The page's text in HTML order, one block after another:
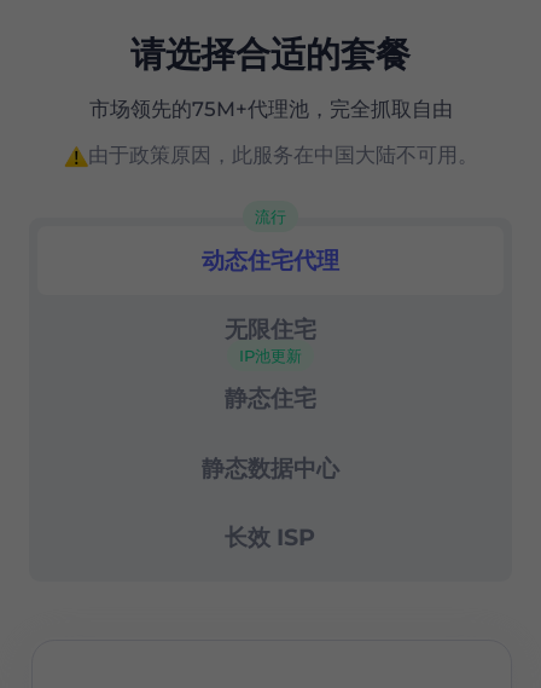
我们的住宅代理提供：
精确的（国家、州和城市级别）地理定位
成功率99.67%
请选择合适的套餐
市场领先的75M+代理池，完全抓取自由
由于政策原因，此服务在中国大陆不可用。
住宅代理
流行
无限住宅
静态住宅
IP池更新
静态数据中心
长效 ISP
动态住宅代理